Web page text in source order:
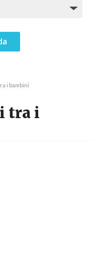
i bambini
tra i